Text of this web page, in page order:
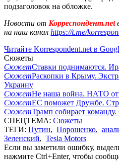
подзаголовок на обложке.
Новости от Корреспондент.net
на наш канал https://t.me/
Читайте Korrespondent.net в
Сюжеты
СюжетСтавки поднимаются.
СюжетРаскопки в Крыму.
Украину
СюжетНе наша война. НАТО
СюжетЕС поможет Дружбе.
СюжетТрамп собирает
СПЕЦТЕМА: Сюжеты
ТЕГИ: Путин, Порошенко,
Зеленский, Tesla Motors
Если вы заметили ошибку,
нажмите Ctrl+Enter, чтобы